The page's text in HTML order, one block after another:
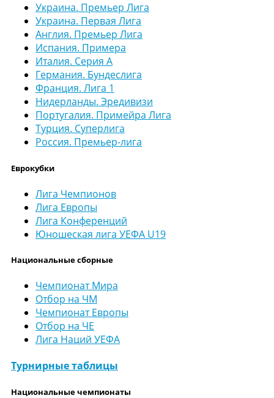
Украина. Премьер Лига
Украина. Первая Лига
Англия. Премьер Лига
Испания. Примера
Италия. Серия А
Германия. Бундеслига
Франция. Лига 1
Нидерланды. Эредивизи
Португалия. Примейра Лига
Турция. Суперлига
Россия. Премьер-лига
Еврокубки
Лига Чемпионов
Лига Европы
Лига Конференций
Юношеская лига УЕФА U19
Национальные сборные
Чемпионат Мира
Отбор на ЧМ
Чемпионат Европы
Отбор на ЧЕ
Лига Наций УЕФА
Турнирные таблицы
Национальные чемпионаты